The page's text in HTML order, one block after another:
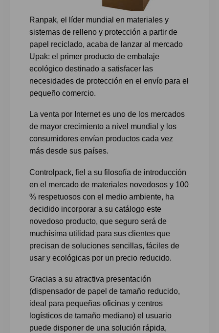
Ranpak, el líder mundial en materiales y
sistemas de relleno y protección a partir de
papel reciclado, acaba de lanzar al mercado
Upak: el primer producto de embalaje
ecológico destinado a satisfacer las
necesidades de protección en el envío para el
pequeño comercio.
La venta por Internet es uno de los mercados
de mayor crecimiento a nivel mundial y los
consumidores envían productos cada vez
más desde sus países.
Controlpack, fiel a su filosofía de introducción
en el mercado de materiales novedosos y 100
% respetuosos con el medio ambiente, ha
decidido incorporar a su catálogo este
novedoso producto, que seguro será de
muchísima utilidad para sus clientes que
precisan de soluciones sencillas, fáciles de
usar y ecológicas por un precio reducido.
Gracias a su atractiva presentación
(dispensador de papel de tamaño reducido,
ideal para pequeñas oficinas y centros
logísticos de tamaño mediano) el usuario
puede disponer de una solución rápida,